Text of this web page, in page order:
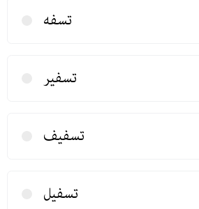
تسفه
تسفیر
تسفیف
تسفیل